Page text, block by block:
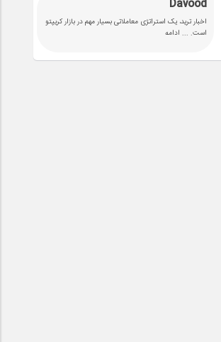
Davood
اخبار ترید، یک استراتژی معاملاتی بسیار مهم در بازار کریپتو
است. ... ادامه